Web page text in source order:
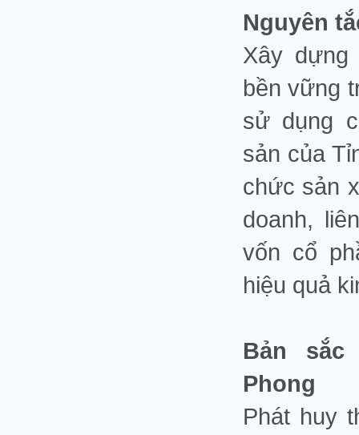
Nguyên
Xây
bền vững
sử dụng
sản của
chức sản
doanh,
vốn cổ
hiệu quả
Bản
Phong
Phát huy